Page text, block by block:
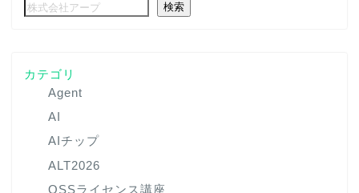
検索
カテゴリ
Agent
AI
AIチップ
ALT2026
OSSライセンス講座